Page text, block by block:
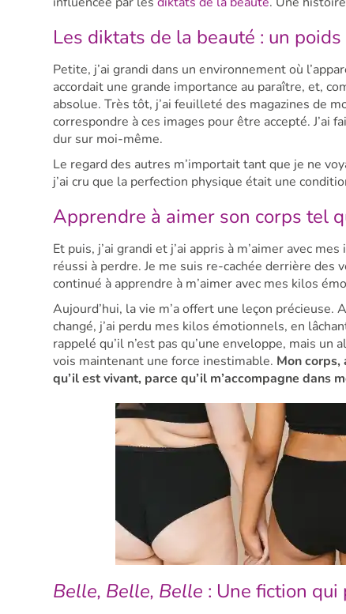
Les diktats de la beauté : un
Petite, j’ai grandi dans un environnement où
accordait une grande importance au paraître, et,
absolue. Très tôt, j’ai feuilleté des magazines de
correspondre à ces images pour être accepté.
dur sur moi-même.
Le regard des autres m’importait tant que je ne
j’ai cru que la perfection physique était une
Apprendre à aimer son corps tel
Et puis, j’ai grandi et j’ai appris à m’aimer avec
réussi à perdre. Je me suis re-cachée derrière
continué à apprendre à m’aimer avec mes kilos
Aujourd’hui, la vie m’a offert une leçon précieuse.
changé, j’ai perdu mes kilos émotionnels, en
rappelé qu’il n’est pas qu’une enveloppe, mais
vois maintenant une force inestimable. Mon corps,
qu’il est vivant, parce qu’il m’accompagne dans
Belle, Belle, Belle : Une fiction